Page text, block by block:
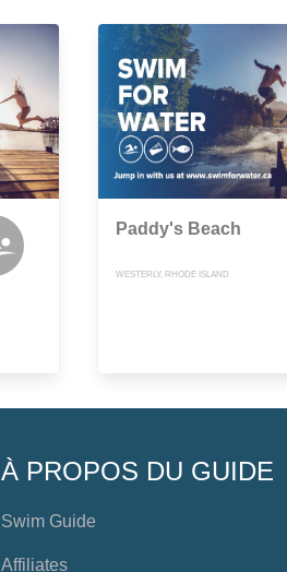
Paddy's Beach
WESTERLY, RHODE ISLAND
À PROPOS DU GUIDE
Swim Guide
Affiliates